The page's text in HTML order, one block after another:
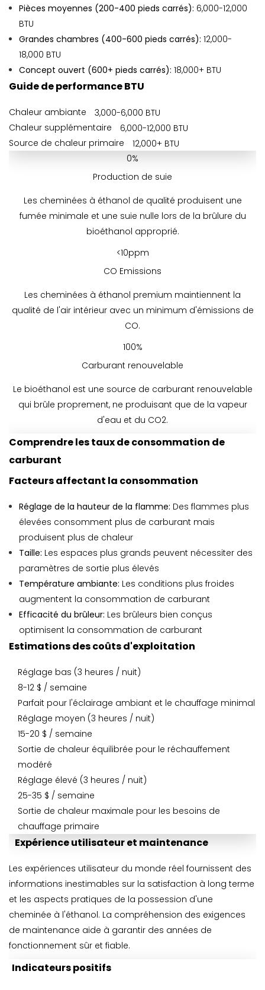
Pièces moyennes (200-400 pieds carrés): 6,000-12,000
BTU
Grandes chambres (400-600 pieds carrés): 12,000-
18,000 BTU
Concept ouvert (600+ pieds carrés): 18,000+ BTU
Guide de performance BTU
Chaleur ambiante
3,000-6,000 BTU
Chaleur supplémentaire
6,000-12,000 BTU
Source de chaleur primaire
12,000+ BTU
0%
Production de suie
Les cheminées à éthanol de qualité produisent une
fumée minimale et une suie nulle lors de la brûlure du
bioéthanol approprié.
<10ppm
CO Emissions
Les cheminées à éthanol premium maintiennent la
qualité de l'air intérieur avec un minimum d'émissions de
CO.
100%
Carburant renouvelable
Le bioéthanol est une source de carburant renouvelable
qui brûle proprement, ne produisant que de la vapeur
d'eau et du CO2.
Comprendre les taux de consommation de
carburant
Facteurs affectant la consommation
Réglage de la hauteur de la flamme: Des flammes plus
élevées consomment plus de carburant mais
produisent plus de chaleur
Taille: Les espaces plus grands peuvent nécessiter des
paramètres de sortie plus élevés
Température ambiante: Les conditions plus froides
augmentent la consommation de carburant
Efficacité du brûleur: Les brûleurs bien conçus
optimisent la consommation de carburant
Estimations des coûts d'exploitation
Réglage bas (3 heures / nuit)
8-12 $ / semaine
Parfait pour l'éclairage ambiant et le chauffage minimal
Réglage moyen (3 heures / nuit)
15-20 $ / semaine
Sortie de chaleur équilibrée pour le réchauffement
modéré
Réglage élevé (3 heures / nuit)
25-35 $ / semaine
Sortie de chaleur maximale pour les besoins de
chauffage primaire
Expérience utilisateur et maintenance
Les expériences utilisateur du monde réel fournissent des
informations inestimables sur la satisfaction à long terme
et les aspects pratiques de la possession d'une
cheminée à l'éthanol. La compréhension des exigences
de maintenance aide à garantir des années de
fonctionnement sûr et fiable.
Indicateurs positifs